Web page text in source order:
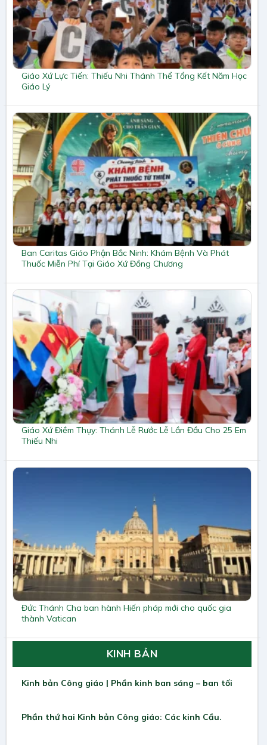
Giáo Xứ Lực Tiến: Thiếu Nhi Thánh Thể Tổng Kết Năm Học
Giáo Lý
Ban Caritas Giáo Phận Bắc Ninh: Khám Bệnh Và Phát
Thuốc Miễn Phí Tại Giáo Xứ Đồng Chương
Giáo Xứ Điềm Thụy: Thánh Lễ Rước Lễ Lần Đầu Cho 25 Em
Thiếu Nhi
Đức Thánh Cha ban hành Hiến pháp mới cho quốc gia
thành Vatican
KINH BẢN
Kinh bản Công giáo | Phần kinh ban sáng – ban tối
Phần thứ hai Kinh bản Công giáo: Các kinh Cầu.